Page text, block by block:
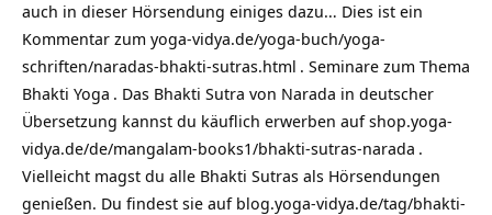
auch in dieser Hörsendung einiges dazu… Dies ist ein
Kommentar zum yoga-vidya.de/yoga-buch/yoga-
schriften/naradas-bhakti-sutras.html . Seminare zum Thema
Bhakti Yoga . Das Bhakti Sutra von Narada in deutscher
Übersetzung kannst du käuflich erwerben aufshop.yoga-
vidya.de/de/mangalam-books1/bhakti-sutras-narada .
Vielleicht magst du alle Bhakti Sutras als Hörsendungen
genießen. Du findest sie auf blog.yoga-vidya.de/tag/bhakti-